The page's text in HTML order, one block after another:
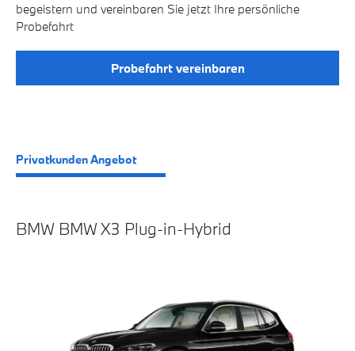
begeistern und vereinbaren Sie jetzt Ihre persönliche
Probefahrt
Probefahrt vereinbaren
Privatkunden Angebot
BMW BMW X3 Plug-in-Hybrid